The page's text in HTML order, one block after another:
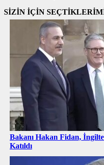
SİZİN İÇİN
Bakanı Hakan Fidan,
Katıldı